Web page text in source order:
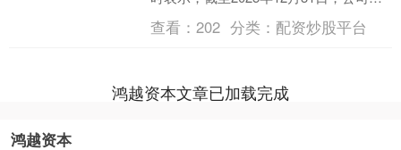
东总户数为17287户。....
查看：202 分类： 配资炒股平台
鸿越资本文章已加载完成
鸿越资本